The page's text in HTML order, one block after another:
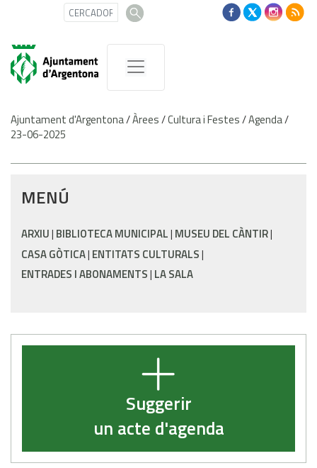
Ajuntament d'Argentona/Àrees/Cultura i Festes/Agenda/
23-06-2025
MENÚ
ARXIU BIBLIOTECA MUNICIPAL MUSEU DEL CÀNTIR
CASA GÒTICA ENTITATS CULTURALS
ENTRADES I ABONAMENTS LA SALA
Suggerir
un acte d'agenda